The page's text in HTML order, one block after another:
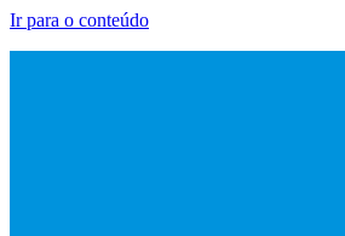
Ir para o conteúdo